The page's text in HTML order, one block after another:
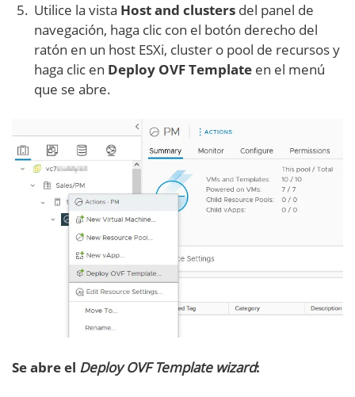
Utilice la vista Host and clusters del panel de
navegación, haga clic con el botón derecho del
ratón en un host ESXi, cluster o pool de recursos y
haga clic en Deploy OVF Template en el menú
que se abre.
Se abre el Deploy OVF Template wizard: